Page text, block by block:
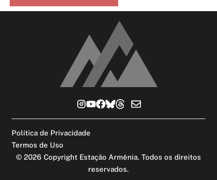
© 2026 Copyright Estação Armênia. Todos os direitos
reservados.
Política de Privacidade
Termos de Uso